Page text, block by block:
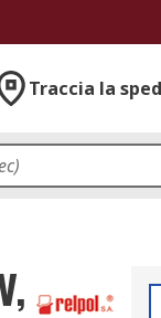
Traccia la